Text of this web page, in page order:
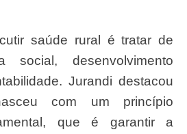
social, desenvolvimento
Jurandi destacou
com um princípio
que é garantir a